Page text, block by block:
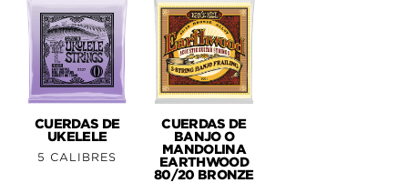
CUERDAS DE
UKELELE
5 CALIBRES
CUERDAS DE
BANJO O
MANDOLINA
EARTHWOOD
80/20 BRONZE